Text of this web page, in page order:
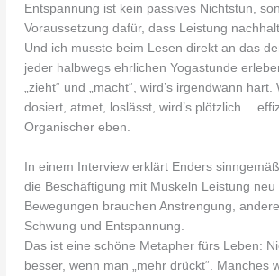
Entspannung ist kein passives Nichtstun,
Voraussetzung dafür, dass Leistung
Und ich musste beim Lesen direkt an das
jeder halbwegs ehrlichen Yogastunde
„zieht“ und „macht“, wird’s irgendwann
dosiert, atmet, loslässt, wird’s plötzlich…
Organischer eben.
In einem Interview erklärt Enders
die Beschäftigung mit Muskeln Leistung
Bewegungen brauchen Anstrengung,
Schwung und Entspannung.
Das ist eine schöne Metapher fürs Leben:
besser, wenn man „mehr drückt“. Manches